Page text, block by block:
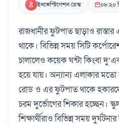
ইনভেস্টিগেশন ডেস্ক ০৮:২০
রাজধানীর ফুটপাত ছাড়াও
থাকে। বিভিন্ন সময় সিটি
চালালেও কয়েক ঘন্টা কিংবা
হয়ে যায়। অন্যান্য এলাকার মতো
রোড ও এর ফুটপাত থাকে
চরম দুর্ভোগের শিকার হচ্ছেন।
শিক্ষার্থীরাও বিভিন্ন সময়